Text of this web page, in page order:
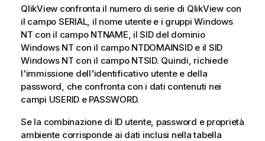
i
c
QlikView confronta il numero di serie di QlikView con
il campo SERIAL, il nome utente e i gruppi Windows
NT con il campo NTNAME , il SID del dominio
Windows NT con il campo NTDOMAINSIDe il SID
Windows NT con il campo NTSID. Quindi, richiede
l'immissione dell'identificativo utente e della
password, che confronta con i dati contenuti nei
campi USERID e PASSWORD.
Se la combinazione di ID utente, password e proprietà
ambiente corrisponde ai dati inclusi nella tabella